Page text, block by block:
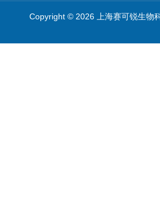
Copyright © 2026 上海赛可锐生物